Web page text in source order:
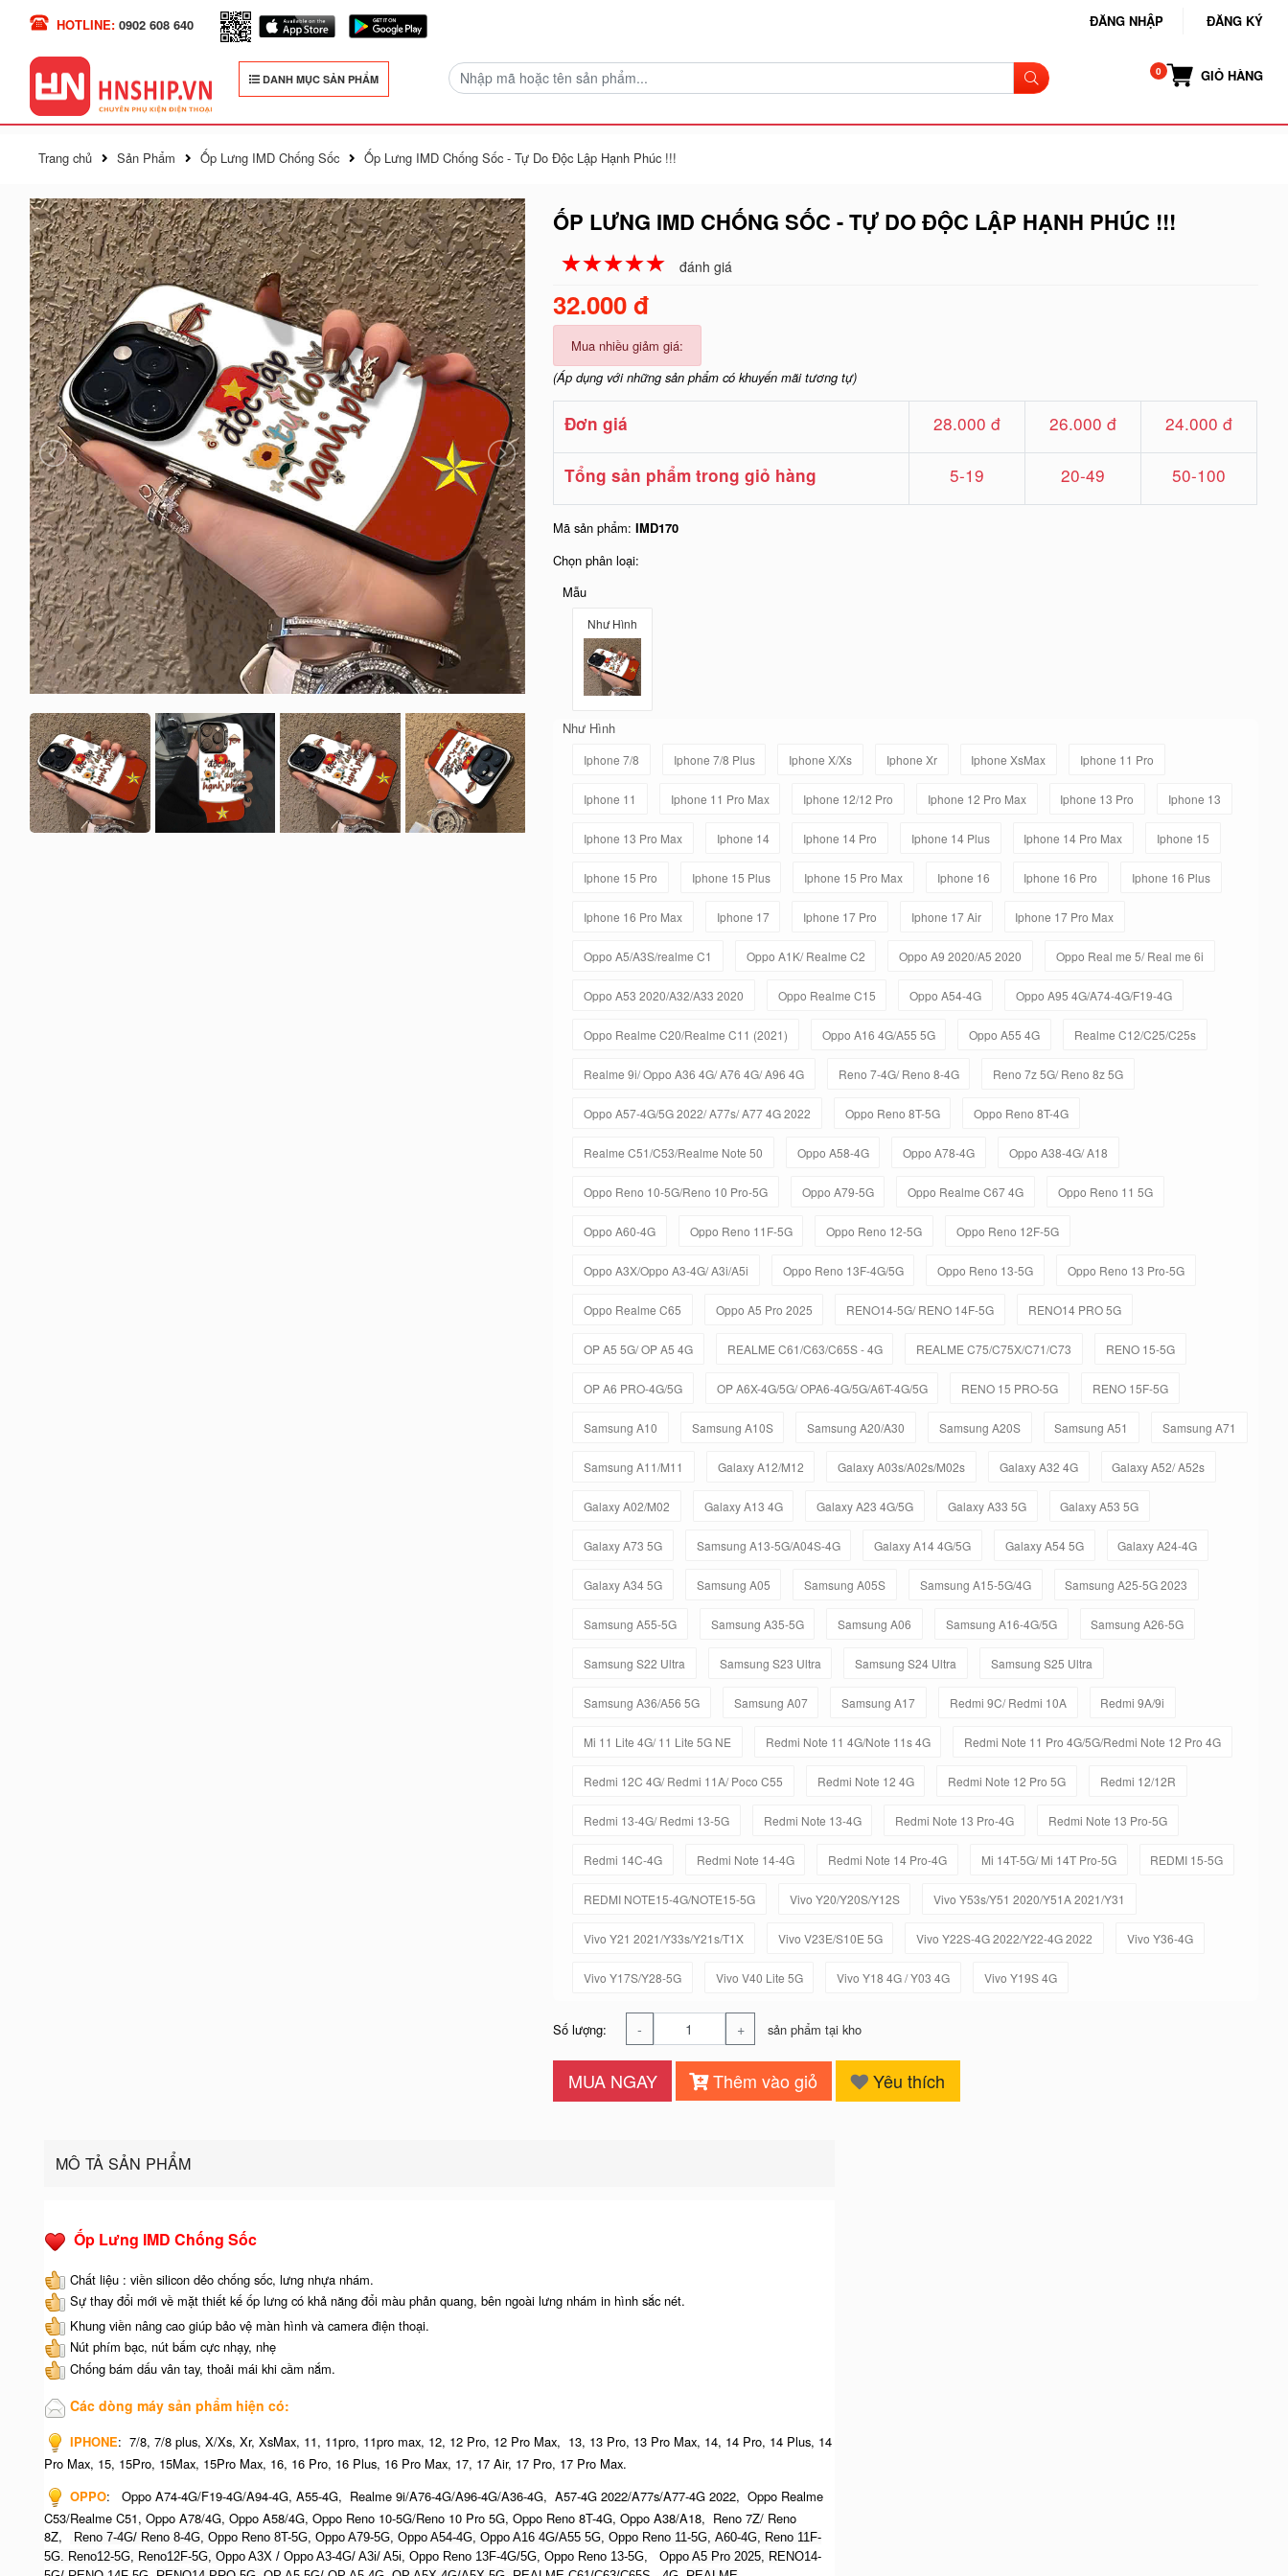
HOTLINE: 0902 608 640 ĐĂNG NHẬP ĐĂNG KÝ
DANH MỤC SẢN PHẨM GIỎ HÀNG
Trang chủ Sản Phẩm Ốp Lưng IMD Chống Sốc Ốp Lưng IMD Chống Sốc - Tự Do Độc Lập Hạnh Phúc !!!
ỐP LƯNG IMD CHỐNG SỐC - TỰ DO ĐỘC LẬP HẠNH PHÚC !!!
☆☆☆☆☆
★★★★★ đánh giá
32.000 đ
Mua nhiều giảm giá:
(Áp dụng với những sản phẩm có khuyến mãi tương tự)
Đơn giá 28.000 đ 26.000 đ 24.000 đ
Tổng sản phẩm trong giỏ hàng 5-19 20-49 50-100
Mã sản phẩm:IMD170
Chọn phân loại:
Mẫu
Như Hình
Như Hình
Iphone 7/8 Iphone 7/8 Plus Iphone X/Xs Iphone Xr Iphone XsMax Iphone 11 Pro
Iphone 11 Iphone 11 Pro Max Iphone 12/12 Pro Iphone 12 Pro Max Iphone 13 Pro Iphone 13
Iphone 13 Pro Max Iphone 14 Iphone 14 Pro Iphone 14 Plus Iphone 14 Pro Max Iphone 15
Iphone 15 Pro Iphone 15 Plus Iphone 15 Pro Max Iphone 16 Iphone 16 Pro Iphone 16 Plus
Iphone 16 Pro Max Iphone 17 Iphone 17 Pro Iphone 17 Air Iphone 17 Pro Max
Oppo A5/A3S/realme C1 Oppo A1K/ Realme C2 Oppo A9 2020/A5 2020 Oppo Real me 5/ Real me 6i
Oppo A53 2020/A32/A33 2020 Oppo Realme C15 Oppo A54-4G Oppo A95 4G/A74-4G/F19-4G
Oppo Realme C20/Realme C11 (2021) Oppo A16 4G/A55 5G Oppo A55 4G Realme C12/C25/C25s
Realme 9i/ Oppo A36 4G/ A76 4G/ A96 4G Reno 7-4G/ Reno 8-4G Reno 7z 5G/ Reno 8z 5G
Oppo A57-4G/5G 2022/ A77s/ A77 4G 2022 Oppo Reno 8T-5G Oppo Reno 8T-4G
Realme C51/C53/Realme Note 50 Oppo A58-4G Oppo A78-4G Oppo A38-4G/ A18
Oppo Reno 10-5G/Reno 10 Pro-5G Oppo A79-5G Oppo Realme C67 4G Oppo Reno 11 5G
Oppo A60-4G Oppo Reno 11F-5G Oppo Reno 12-5G Oppo Reno 12F-5G
Oppo A3X/Oppo A3-4G/ A3i/A5i Oppo Reno 13F-4G/5G Oppo Reno 13-5G Oppo Reno 13 Pro-5G
Oppo Realme C65 Oppo A5 Pro 2025 RENO14-5G/ RENO 14F-5G RENO14 PRO 5G
OP A5 5G/ OP A5 4G REALME C61/C63/C65S - 4G REALME C75/C75X/C71/C73 RENO 15-5G
OP A6 PRO-4G/5G OP A6X-4G/5G/ OPA6-4G/5G/A6T-4G/5G RENO 15 PRO-5G RENO 15F-5G
Samsung A10 Samsung A10S Samsung A20/A30 Samsung A20S Samsung A51 Samsung A71
Samsung A11/M11 Galaxy A12/M12 Galaxy A03s/A02s/M02s Galaxy A32 4G Galaxy A52/ A52s
Galaxy A02/M02 Galaxy A13 4G Galaxy A23 4G/5G Galaxy A33 5G Galaxy A53 5G
Galaxy A73 5G Samsung A13-5G/A04S-4G Galaxy A14 4G/5G Galaxy A54 5G Galaxy A24-4G
Galaxy A34 5G Samsung A05 Samsung A05S Samsung A15-5G/4G Samsung A25-5G 2023
Samsung A55-5G Samsung A35-5G Samsung A06 Samsung A16-4G/5G Samsung A26-5G
Samsung S22 Ultra Samsung S23 Ultra Samsung S24 Ultra Samsung S25 Ultra
Samsung A36/A56 5G Samsung A07 Samsung A17 Redmi 9C/ Redmi 10A Redmi 9A/9i
Mi 11 Lite 4G/ 11 Lite 5G NE Redmi Note 11 4G/Note 11s 4G Redmi Note 11 Pro 4G/5G/Redmi Note 12 Pro 4G
Redmi 12C 4G/ Redmi 11A/ Poco C55 Redmi Note 12 4G Redmi Note 12 Pro 5G Redmi 12/12R
Redmi 13-4G/ Redmi 13-5G Redmi Note 13-4G Redmi Note 13 Pro-4G Redmi Note 13 Pro-5G
Redmi 14C-4G Redmi Note 14-4G Redmi Note 14 Pro-4G Mi 14T-5G/ Mi 14T Pro-5G REDMI 15-5G
REDMI NOTE15-4G/NOTE15-5G Vivo Y20/Y20S/Y12S Vivo Y53s/Y51 2020/Y51A 2021/Y31
Vivo Y21 2021/Y33s/Y21s/T1X Vivo V23E/S10E 5G Vivo Y22S-4G 2022/Y22-4G 2022 Vivo Y36-4G
Vivo Y17S/Y28-5G Vivo V40 Lite 5G Vivo Y18 4G / Y03 4G Vivo Y19S 4G
Số lượng: - + sản phẩm tại kho
MUA NGAY Thêm vào giỏ Yêu thích
MÔ TẢ SẢN PHẨM
Ốp Lưng IMD Chống Sốc
Chất liệu : viền silicon dẻo chống sốc, lưng nhựa nhám.
Sự thay đổi mới về mặt thiết kế ốp lưng có khả năng đổi màu phản quang, bên ngoài lưng nhám in hình sắc nét.
Khung viền nâng cao giúp bảo vệ màn hình và camera điện thoại.
Nút phím bạc, nút bấm cực nhạy, nhẹ
Chống bám dấu vân tay, thoải mái khi cầm nắm.
Các dòng máy sản phẩm hiện có:
IPHONE: 7/8, 7/8 plus, X/Xs, Xr, XsMax, 11, 11pro, 11pro max, 12, 12 Pro, 12 Pro Max, 13, 13 Pro, 13 Pro Max, 14, 14 Pro, 14 Plus, 14
Pro Max, 15, 15Pro, 15Max, 15Pro Max, 16, 16 Pro, 16 Plus, 16 Pro Max, 17, 17 Air, 17 Pro, 17 Pro Max.
OPPO:
Oppo A74-4G/F19-4G/A94-4G, A55-4G, Realme 9i/A76-4G/A96-4G/A36-4G, A57-4G 2022/A77s/A77-4G 2022, Oppo Realme
C53/Realme C51, Oppo A78/4G, Oppo A58/4G, Oppo Reno 10-5G/Reno 10 Pro 5G, Oppo Reno 8T-4G, Oppo A38/A18, Reno 7Z/ Reno
8Z,
Reno 7-4G/ Reno 8-4G, Oppo Reno 8T-5G, Oppo A79-5G, Oppo A54-4G, Oppo A16 4G/A55 5G, Oppo Reno 11-5G, A60-4G, Reno 11F-
5G. Reno12-5G, Reno12F-5G, Oppo A3X / Oppo A3-4G/ A3i/ A5i, Oppo Reno 13F-4G/5G, Oppo Reno 13-5G, Oppo A5 Pro 2025, RENO14-